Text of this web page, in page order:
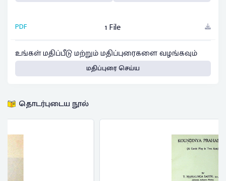
PDF
1 File
உங்கள் மதிப்பீடு மற்றும் மதிப்புரைகளை வழங்கவும்
மதிப்புரை செய்ய
தொடர்புடைய நூல்